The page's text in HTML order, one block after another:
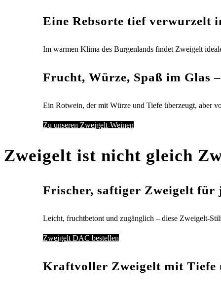
Eine Rebsorte tief verwurzelt
Im warmen Klima des Burgenlands findet Zweigelt
Frucht, Würze, Spaß im Glas
Ein Rotwein, der mit Würze und Tiefe überzeugt, aber
Zu unseren Zweigelt-Weinen
Zweigelt ist nicht gleich
Frischer, saftiger Zweigelt für
Leicht, fruchtbetont und zugänglich – diese Zweigelt-
Zweigelt DAC bestellen
Kraftvoller Zweigelt mit Tiefe